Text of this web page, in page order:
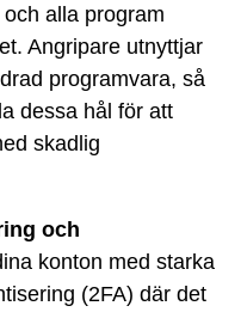
alla program
Angripare utnyttjar
programvara, så
dessa hål för att
skadlig
och
konton med starka
(2FA) där det